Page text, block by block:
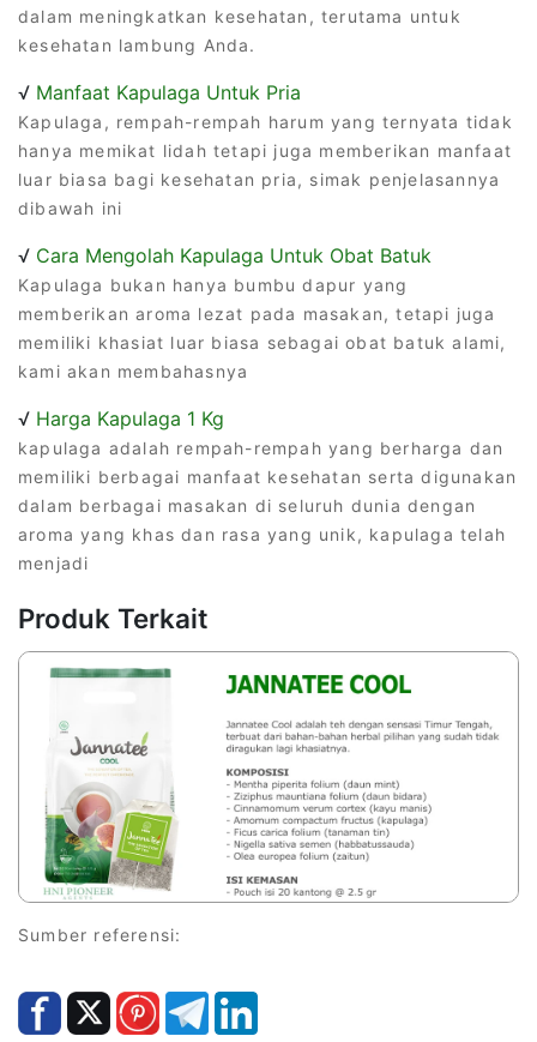
dalam meningkatkan kesehatan, terutama untuk
kesehatan lambung Anda.
√ Manfaat Kapulaga Untuk Pria
Kapulaga, rempah-rempah harum yang ternyata tidak
hanya memikat lidah tetapi juga memberikan manfaat
luar biasa bagi kesehatan pria, simak penjelasannya
dibawah ini
√ Cara Mengolah Kapulaga Untuk Obat Batuk
Kapulaga bukan hanya bumbu dapur yang
memberikan aroma lezat pada masakan, tetapi juga
memiliki khasiat luar biasa sebagai obat batuk alami,
kami akan membahasnya
√ Harga Kapulaga 1 Kg
kapulaga adalah rempah-rempah yang berharga dan
memiliki berbagai manfaat kesehatan serta digunakan
dalam berbagai masakan di seluruh dunia dengan
aroma yang khas dan rasa yang unik, kapulaga telah
menjadi
Produk Terkait
Sumber referensi: